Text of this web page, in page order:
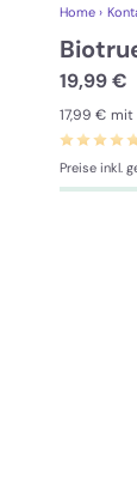
Home ›
19,99 €
17,99 € mit
Preise inkl.